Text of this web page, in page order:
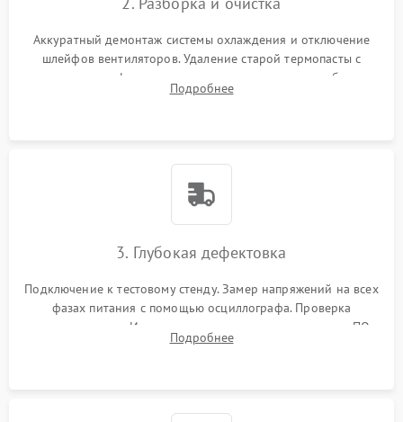
Аккуратный демонтаж системы охлаждения и отключение
шлейфов вентиляторов. Удаление старой термопасты с
кристалла графического чипа и термопрокладок с банок
памяти и зоны VRM. Очистка платы от пыли и окислов.
Подробнее
3. Глубокая дефектовка
Подключение к тестовому стенду. Замер напряжений на всех
фазах питания с помощью осциллографа. Проверка
инициализации. Использование специализированного ПО
MATS
Подробнее